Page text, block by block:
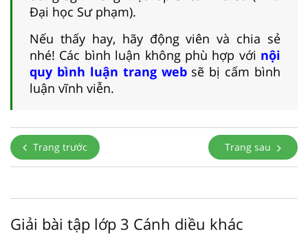
Đại học Sư phạm).
Nếu thấy hay, hãy động viên và chia sẻ
nhé! Các bình luận không phù hợp với nội
quy bình luận trang websẽ bị cấm bình
luận vĩnh viễn.
Trang trước Trang sau
Giải bài tập lớp 3 Cánh diều khác